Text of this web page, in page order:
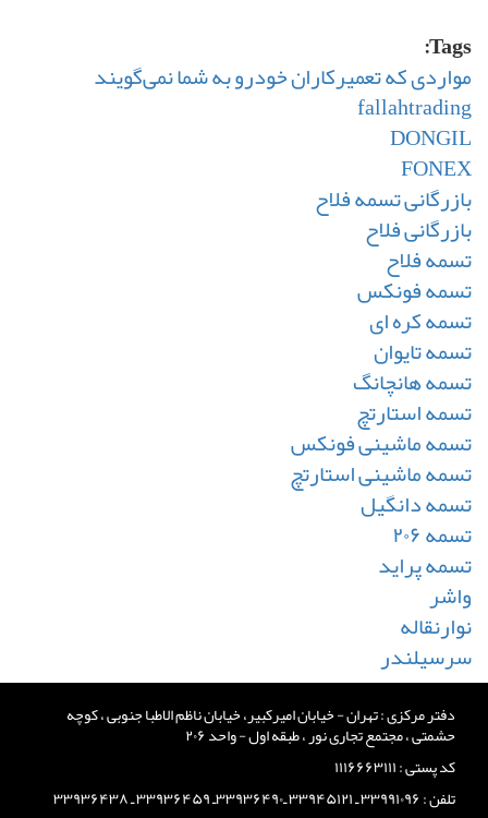
Tags:
مواردی که تعمیرکاران خودرو به شما نمی‌گویند
fallahtrading
DONGIL
FONEX
بازرگانی تسمه فلاح
بازرگانی فلاح
تسمه فلاح
تسمه فونکس
تسمه کره ای
تسمه تایوان
تسمه هانچانگ
تسمه استارتچ
تسمه ماشینی فونکس
تسمه ماشینی استارتچ
تسمه دانگیل
تسمه ۲۰۶
تسمه پراید
واشر
نوارنقاله
سرسیلندر
دفتر مرکزی : تهران - خیابان امیرکبیر، خیابان ناظم الاطبا جنوبی ، کوچه
حشمتی ، مجتمع تجاری نور ، طبقه اول - واحد ۲۰۶
کد پستی : ۱۱۱۶۶۶۳۱۱۱
تلفن : ۳۳۹۹۱۰۹۶ ـ ۳۳۹۴۵۱۲۱ ـ۳۳۹۳۶۴۹۰ـ ۳۳۹۳۶۴۵۹ ـ ۳۳۹۳۶۴۳۸